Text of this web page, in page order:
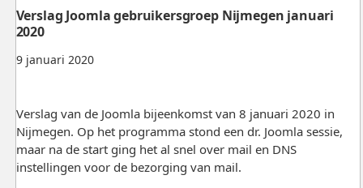
9 januari 2020
Verslag Joomla gebruikersgroep Nijmegen januari
2020
Verslag van de Joomla bijeenkomst van 8 januari 2020 in
Nijmegen. Op het programma stond een dr. Joomla sessie,
maar na de start ging het al snel over mail en DNS
instellingen voor de bezorging van mail.